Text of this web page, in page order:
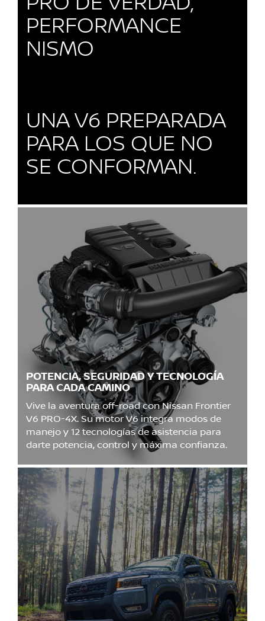
PERFORMANCE
NISMO
UNA V6 PREPARADA
PARA LOS QUE NO
SE CONFORMAN.
POTENCIA, SEGURIDAD Y TECNOLOGÍA
PARA CADA CAMINO
Vive la aventura off-road con Nissan Frontier
V6 PRO-4X. Su motor V6 integra modos de
manejo y 12 tecnologías de asistencia para
darte potencia, control y máxima confianza.